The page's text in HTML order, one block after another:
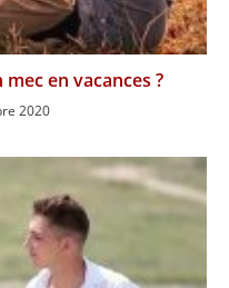
en vacances ?
2020